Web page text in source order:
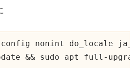
nonint do_locale
&& sudo apt full-